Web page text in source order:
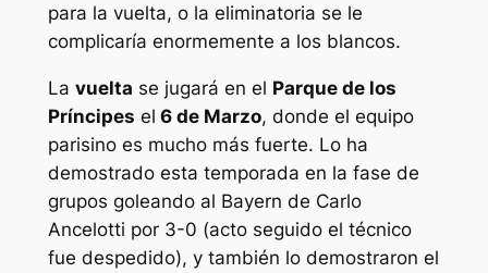
para la vuelta, o la eliminatoria se le
complicaría enormemente a los blancos.
La vuelta se jugará en el Parque de los
Príncipes el 6 de Marzo, donde el equipo
parisino es mucho más fuerte. Lo ha
demostrado esta temporada en la fase de
grupos goleando al Bayern de Carlo
Ancelotti por 3-0 (acto seguido el técnico
fue despedido), y también lo demostraron el